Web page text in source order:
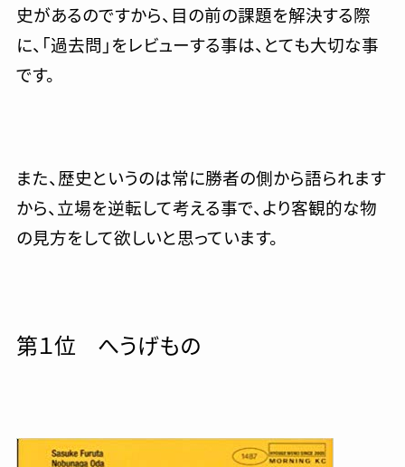
史があるのですから、目の前の課題を解決する際
に、「過去問」をレビューする事は、とても大切な事
です。
また、歴史というのは常に勝者の側から語られます
から、立場を逆転して考える事で、より客観的な物
の見方をして欲しいと思っています。
第１位 へうげもの